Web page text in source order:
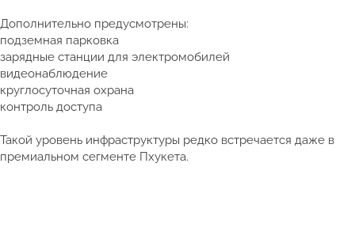
Дополнительно предусмотрены:
подземная парковка
зарядные станции для электромобилей
видеонаблюдение
круглосуточная охрана
контроль доступа
Такой уровень инфраструктуры редко встречается даже в
премиальном сегменте Пхукета.